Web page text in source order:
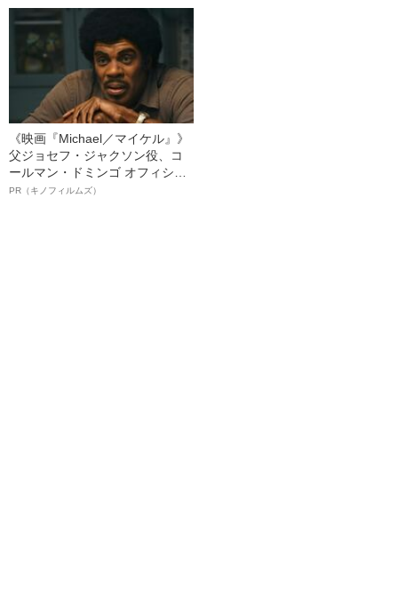
《映画『Michael／マイケル』》
父ジョセフ・ジャクソン役、コ
ールマン・ドミンゴ オフィシャ
ルインタビュー“観客を魅了した
PR（キノフィルムズ）